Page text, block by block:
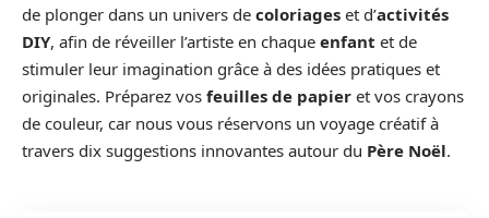
de plonger dans un univers de coloriages et d’activités
DIY, afin de réveiller l’artiste en chaque enfant et de
stimuler leur imagination grâce à des idées pratiques et
originales. Préparez vos feuilles de papier et vos crayons
de couleur, car nous vous réservons un voyage créatif à
travers dix suggestions innovantes autour du Père Noël.